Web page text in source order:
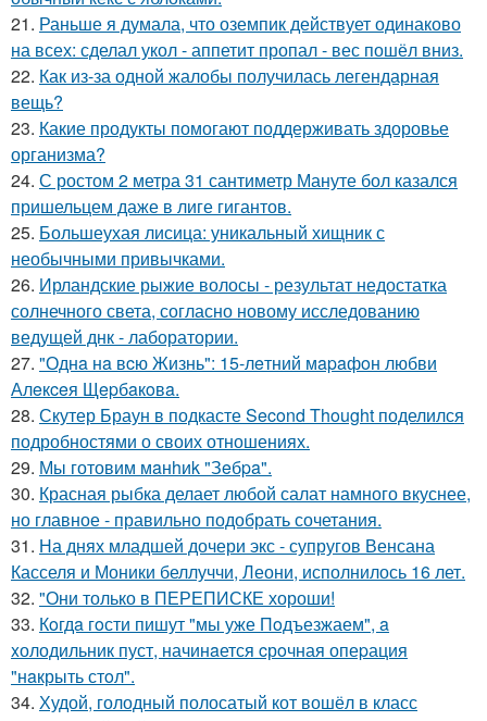
21. Раньше я думала, что оземпик действует одинаково
на всех: сделал укол - аппетит пропал - вес пошёл вниз.
22. Как из-за одной жалобы получилась легендарная
вещь?
23. Какие продукты помогают поддерживать здоровье
организма?
24. С ростом 2 метра 31 сантиметр Мануте бол казался
пришельцем даже в лиге гигантов.
25. Большеухая лисица: уникальный хищник с
необычными привычками.
26. Ирландские рыжие волосы - результат недостатка
солнечного света, согласно новому исследованию
ведущей днк - лаборатории.
27. "Однa нa вcю Жизнь": 15-лeтний мapaфoн любви
Алeкceя Щepбaкoвa.
28. Скутер Браун в подкасте Second Thought поделился
подробностями о своих отношениях.
29. Мы готовим мaнhиk "Зeбpa".
30. Красная рыбка делает любой салат намного вкуснее,
но главное - правильно подобрать сочетания.
31. На днях младшей дочери экс - супругов Венсана
Касселя и Моники беллуччи, Леони, исполнилось 16 лет.
32. "Они только в ПЕРЕПИСКЕ хороши!
33. Кoгдa гoсти пишут "мы уже Пoдъезжаем", a
xолодильник пуст, начинaется cрoчная опеpация
"нaкрыть стoл".
34. Худой, голодный полосатый кот вошёл в класс